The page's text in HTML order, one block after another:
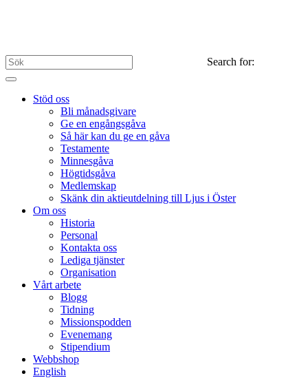
Search for:
Stöd oss
Bli månadsgivare
Ge en engångsgåva
Så här kan du ge en gåva
Testamente
Minnesgåva
Högtidsgåva
Medlemskap
Skänk din aktieutdelning till Ljus i Öster
Om oss
Historia
Personal
Kontakta oss
Lediga tjänster
Organisation
Vårt arbete
Blogg
Tidning
Missionspodden
Evenemang
Stipendium
Webbshop
English